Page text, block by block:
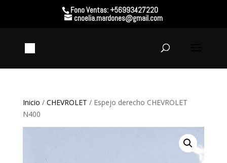
Fono Ventas: +56993427220
cnoelia.mardones@gmail.com
Inicio / CHEVROLET / Espejo derecho CHEVROLET
N400